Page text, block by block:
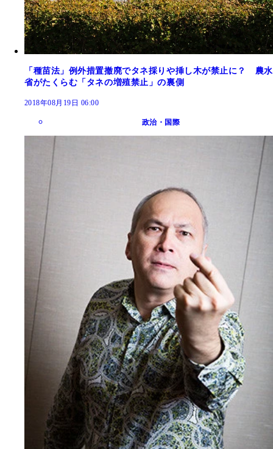
「種苗法」例外措置撤廃でタネ採りや挿し木が禁止に？ 農水
省がたくらむ「タネの増殖禁止」の裏側
2018年08月19日 06:00
政治・国際